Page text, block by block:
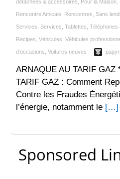
détachées & accessoires Pour la Maison,
Rencontre Amicale, Rencontres Sans
Services Services Tablettes Téléphones
Recipes Véhicules Véhicules
d’occasions Voitures neuves
ARNAQUE AU TARIF GAZ
TARIF GAZ : Comment
Contre les Fraudes
l’énergie, notamment le […]
Sponsored